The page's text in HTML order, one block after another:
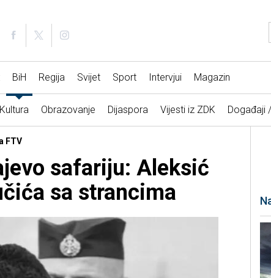
BiH Regija Svijet Sport Intervjui Magazin
Kultura Obrazovanje Dijaspora Vijesti iz ZDK Događaji
FTV
safariju: Aleksić
sa strancima